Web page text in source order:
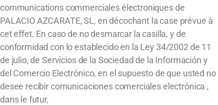
communications commerciales électroniques de
PALACIO AZCARATE, SL, en décochant la case prévue à
cet effet. En caso de no desmarcar la casilla, y de
conformidad con lo establecido en la Ley 34/2002 de 11
de julio, de Servicios de la Sociedad de la Información y
del Comercio Electrónico, en el supuesto de que usted no
desee recibir comunicaciones comerciales electrónica ,
dans le futur,